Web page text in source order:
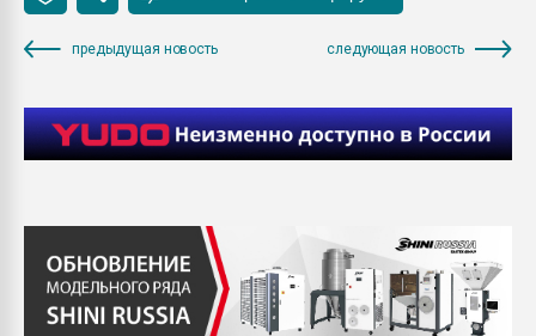
предыдущая новость следующая новость